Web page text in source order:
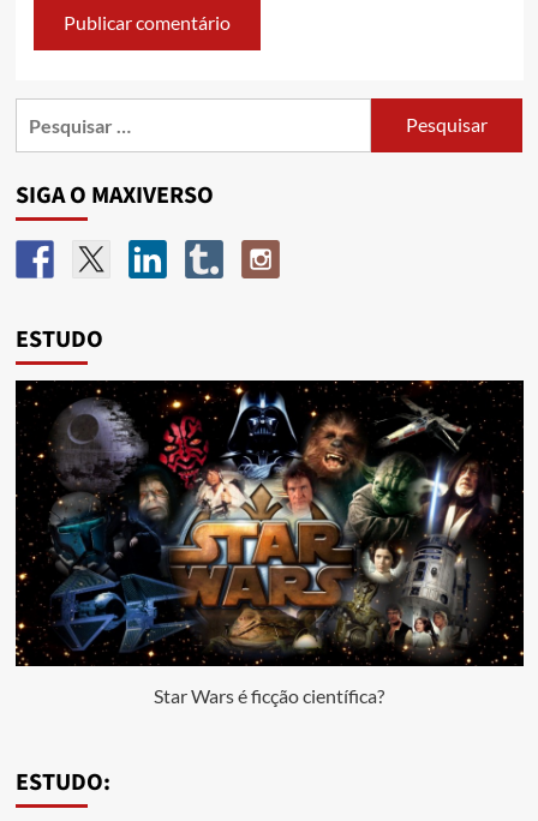
SIGA O MAXIVERSO
ESTUDO
Star Wars é ficção científica?
ESTUDO: